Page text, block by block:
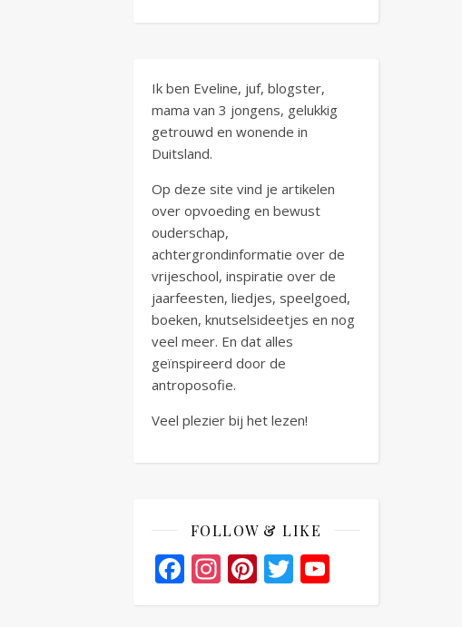
Ik ben Eveline, juf, blogster,
mama van 3 jongens, gelukkig
getrouwd en wonende in
Duitsland.
Op deze site vind je artikelen
over opvoeding en bewust
ouderschap,
achtergrondinformatie over de
vrijeschool, inspiratie over de
jaarfeesten, liedjes, speelgoed,
boeken, knutselsideetjes en nog
veel meer. En dat alles
geïnspireerd door de
antroposofie.
Veel plezier bij het lezen!
FOLLOW & LIKE
Facebook
Instagram
Pinterest
Twitter
Channel